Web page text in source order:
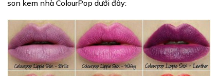
son kem nhà ColourPop dưới đây: